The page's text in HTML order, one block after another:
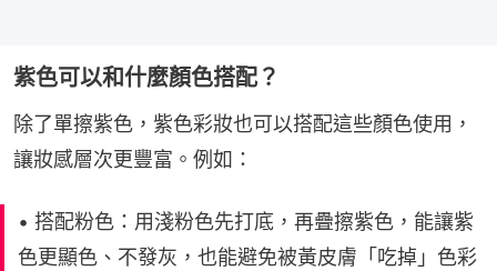
紫色可以和什麼顏色搭配？
除了單擦紫色，紫色彩妝也可以搭配這些顏色使用，
讓妝感層次更豐富。例如：
• 搭配粉色：用淺粉色先打底，再疊擦紫色，能讓紫
色更顯色、不發灰，也能避免被黃皮膚「吃掉」色彩